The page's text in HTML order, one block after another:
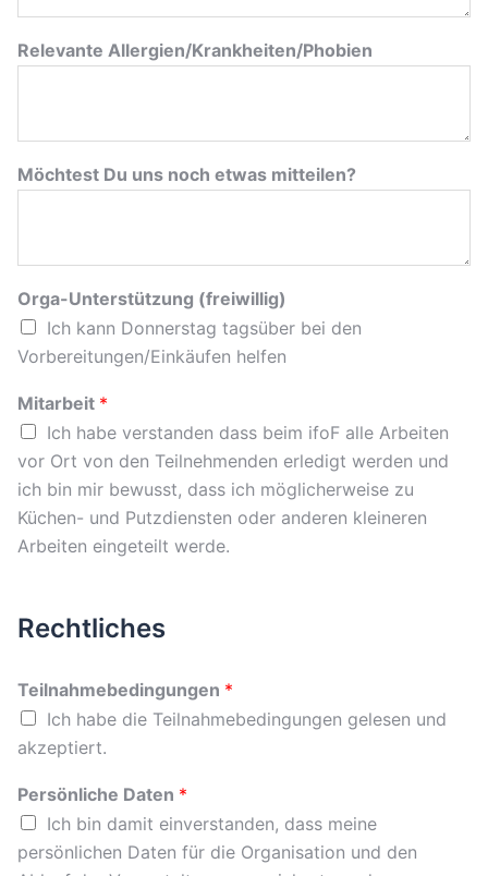
Relevante Allergien/Krankheiten/Phobien
Möchtest Du uns noch etwas mitteilen?
Orga-Unterstützung (freiwillig)
Ich kann Donnerstag tagsüber bei den
Vorbereitungen/Einkäufen helfen
Mitarbeit *
Ich habe verstanden dass beim ifoF alle Arbeiten
vor Ort von den Teilnehmenden erledigt werden und
ich bin mir bewusst, dass ich möglicherweise zu
Küchen- und Putzdiensten oder anderen kleineren
Arbeiten eingeteilt werde.
Rechtliches
Teilnahmebedingungen *
Ich habe die Teilnahmebedingungen gelesen und
akzeptiert.
Persönliche Daten *
Ich bin damit einverstanden, dass meine
persönlichen Daten für die Organisation und den